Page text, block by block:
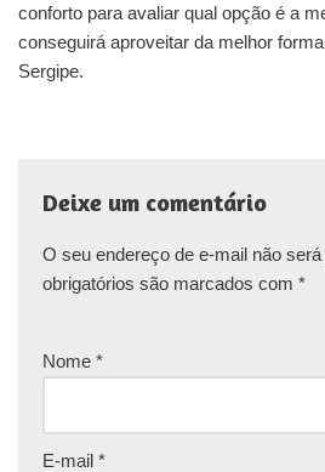
conforto para avaliar qual opção é a
conseguirá aproveitar da melhor
Sergipe.
Deixe um comentário
O seu endereço de e-mail não será
obrigatórios são marcados com *
Nome *
E-mail *